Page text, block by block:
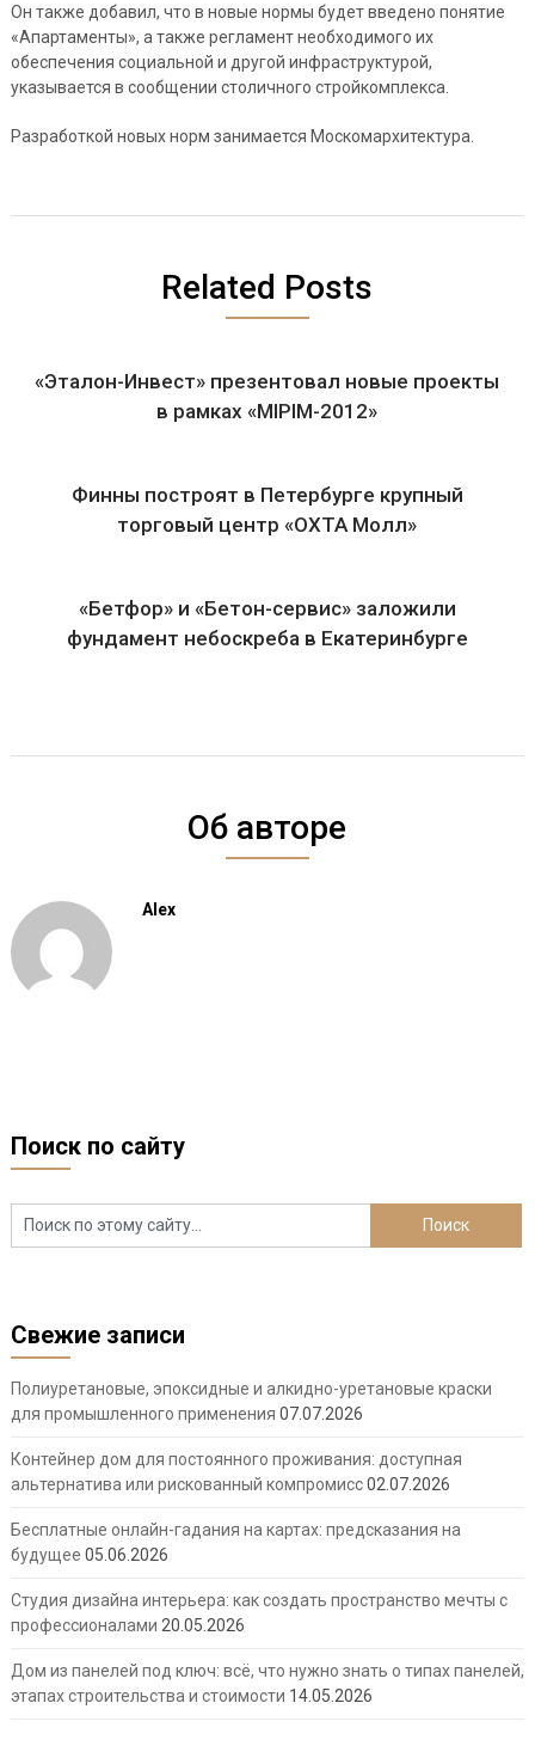
Он также добавил, что в новые нормы будет введено понятие
«Апартаменты», а также регламент необходимого их
обеспечения социальной и другой инфраструктурой,
указывается в сообщении столичного стройкомплекса.
Разработкой новых норм занимается Москомархитектура.
Related Posts
«Эталон-Инвест» презентовал новые проекты
в рамках «MIPIM-2012»
Финны построят в Петербурге крупный
торговый центр «ОХТА Молл»
«Бетфор» и «Бетон-сервис» заложили
фундамент небоскреба в Екатеринбурге
Об авторе
Alex
Поиск по сайту
Свежие записи
Полиуретановые, эпоксидные и алкидно-уретановые краски
для промышленного применения 07.07.2026
Контейнер дом для постоянного проживания: доступная
альтернатива или рискованный компромисс02.07.2026
Бесплатные онлайн-гадания на картах: предсказания на
будущее 05.06.2026
Студия дизайна интерьера: как создать пространство мечты с
профессионалами 20.05.2026
Дом из панелей под ключ: всё, что нужно знать о типах панелей,
этапах строительства и стоимости 14.05.2026